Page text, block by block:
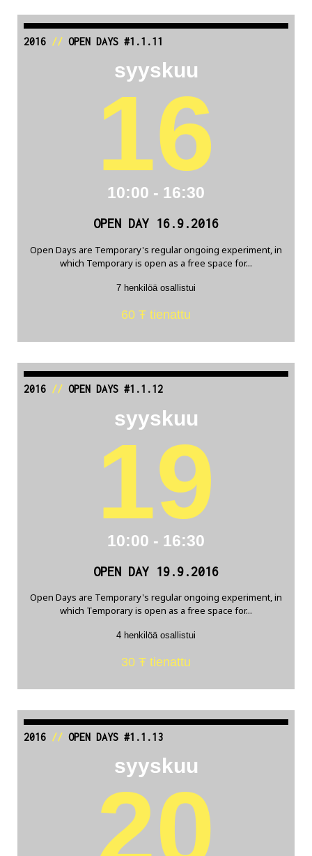
2016// OPEN DAYS #1.1.11
syyskuu
16
10:00 - 16:30
OPEN DAY 16.9.2016
Open Days are Temporary's regular ongoing experiment, in
which Temporary is open as a free space for...
7 henkilöä osallistui
60 Ŧ tienattu
2016// OPEN DAYS #1.1.12
syyskuu
19
10:00 - 16:30
OPEN DAY 19.9.2016
Open Days are Temporary's regular ongoing experiment, in
which Temporary is open as a free space for...
4 henkilöä osallistui
30 Ŧ tienattu
2016// OPEN DAYS #1.1.13
syyskuu
20